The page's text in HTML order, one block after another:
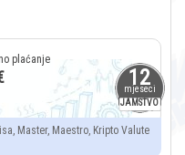
12
mjeseci
JAMSTVO
Master, Maestro, Kripto Valute